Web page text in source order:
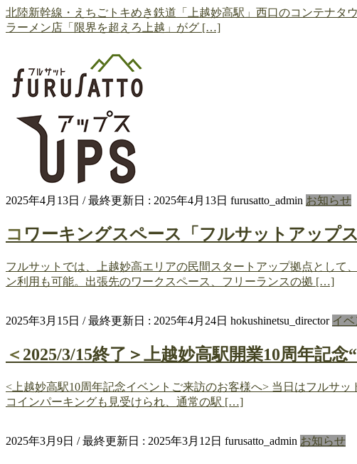
北陸新幹線・えちごトキめき鉄道「上越妙高駅」西口のコンテナタ
ラーメン店「限界を超えろ上越」がグ […]
2025年4月13日 / 最終更新日 : 2025年4月13日 furusatto_admin お知らせ
コワーキングスペース「フルサットアップ
フルサットでは、上越妙高エリアの民間スタートアップ拠点として
ン利用も可能。出張先のワークスペース、フリーランスの拠 […]
2025年3月15日 / 最終更新日 : 2025年4月24日 hokushinetsu_director イベ
＜2025/3/15終了＞上越妙高駅開業10周年記
<上越妙高駅10周年記念イベントご来訪のお客様へ> 当日はフルサ
コインパーキングも見受けられ、通常の駅 […]
2025年3月9日 / 最終更新日 : 2025年3月12日 furusatto_admin お知らせ